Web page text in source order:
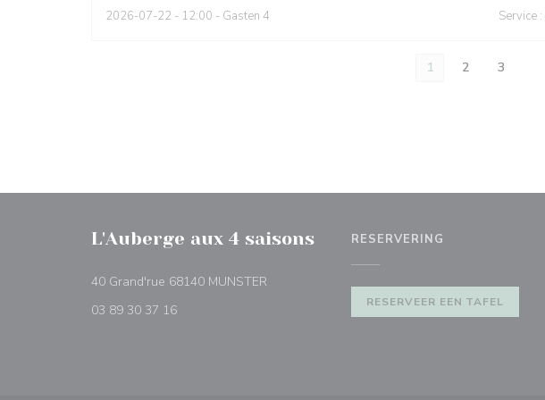
2026-07-22 - 12:00 - Gasten 4 Service :
1 2 3
L'Auberge aux 4 saisons
40 Grand'rue 68140 MUNSTER
03 89 30 37 16
RESERVERING
RESERVEER EEN TAFEL